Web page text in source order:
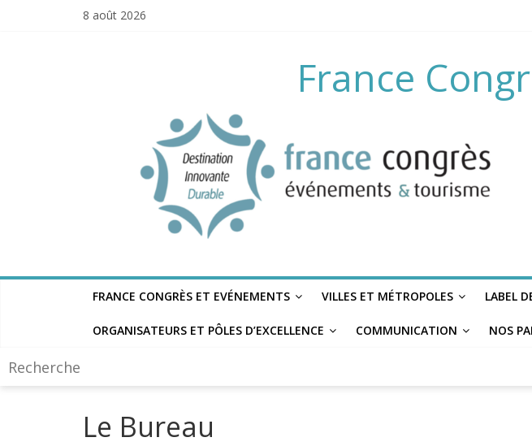
8 août 2026
France
FRANCE CONGRÈS ET EVÉNEMENTS VILLES ET MÉTROPOLES LABEL
ORGANISATEURS ET PÔLES D’EXCELLENCE COMMUNICATION NOS
Le Bureau